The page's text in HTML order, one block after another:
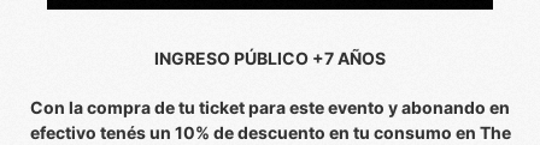
INGRESO PÚBLICO +7 AÑOS
Con la compra de tu ticket para este evento y abonando en
efectivo tenés un 10% de descuento en tu consumo en The